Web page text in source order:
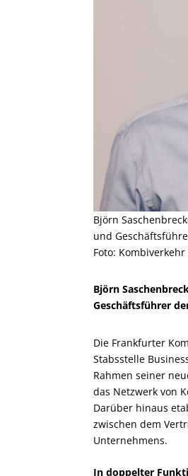
Björn
und
Foto: Kombiverkehr
Björn
Geschäftsführer
Die Frankfurter
Stabsstelle
Rahmen seiner
das Netzwerk von
Darüber hinaus
zwischen dem
Unternehmens.
In doppelter